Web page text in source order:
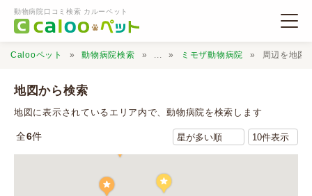
動物病院口コミ検索 カルーペット
動物病院検索
Calooペット 動物病院検索 ... ミモザ動物病院 周辺を地図
地図から検索
地図に表示されているエリア内で、動物病院を検索します
全6件